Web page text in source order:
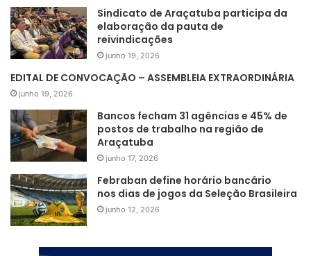
Sindicato de Araçatuba participa da
elaboração da pauta de
reivindicações
junho 19, 2026
EDITAL DE CONVOCAÇÃO – ASSEMBLEIA EXTRAORDINÁRIA
junho 19, 2026
Bancos fecham 31 agências e 45% de
postos de trabalho na região de
Araçatuba
junho 17, 2026
Febraban define horário bancário
nos dias de jogos da Seleção Brasileira
junho 12, 2026